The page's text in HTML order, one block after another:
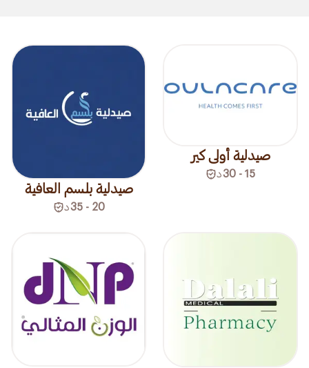
صيدلية أولى كير
15 - 30 د
صيدلية بلسم العافية
20 - 35 د